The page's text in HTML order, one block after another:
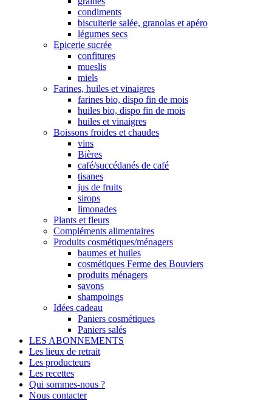
condiments
biscuiterie salée, granolas et apéro
légumes secs
Epicerie sucrée
confitures
mueslis
miels
Farines, huiles et vinaigres
farines bio, dispo fin de mois
huiles bio, dispo fin de mois
huiles et vinaigres
Boissons froides et chaudes
vins
Bières
café/succédanés de café
tisanes
jus de fruits
sirops
limonades
Plants et fleurs
Compléments alimentaires
Produits cosmétiques/ménagers
baumes et huiles
cosmétiques Ferme des Bouviers
produits ménagers
savons
shampoings
Idées cadeau
Paniers cosmétiques
Paniers salés
LES ABONNEMENTS
Les lieux de retrait
Les producteurs
Les recettes
Qui sommes-nous ?
Nous contacter